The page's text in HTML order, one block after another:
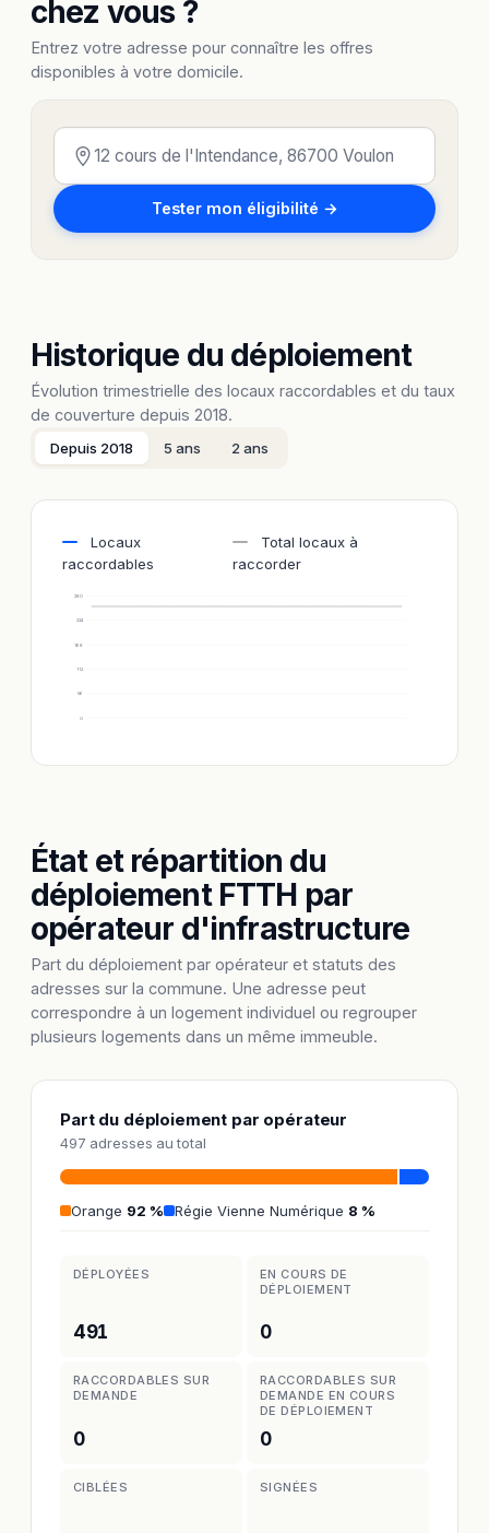
chez vous ?
Entrez votre adresse pour connaître les offres
disponibles à votre domicile.
Tester mon éligibilité →
Historique du déploiement
Évolution trimestrielle des locaux raccordables et du taux
de couverture depuis 2018.
Depuis 2018 5 ans 2 ans
Locaux
raccordables
Total locaux à
raccorder
0
56
112
168
224
280
État et répartition du
déploiement FTTH par
opérateur d'infrastructure
Part du déploiement par opérateur et statuts des
adresses sur la commune. Une adresse peut
correspondre à un logement individuel ou regrouper
plusieurs logements dans un même immeuble.
Part du déploiement par opérateur
497 adresses au total
Orange 92 % Régie Vienne Numérique 8 %
DÉPLOYÉES
491
EN COURS DE
DÉPLOIEMENT
0
RACCORDABLES SUR
DEMANDE
0
RACCORDABLES SUR
DEMANDE EN COURS
DE DÉPLOIEMENT
0
CIBLÉES SIGNÉES